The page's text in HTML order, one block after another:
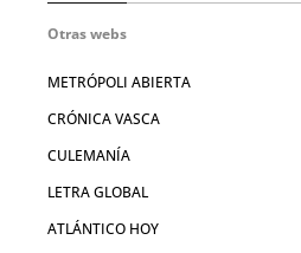
Otras webs
METRÓPOLI ABIERTA
CRÓNICA VASCA
CULEMANÍA
LETRA GLOBAL
ATLÁNTICO HOY